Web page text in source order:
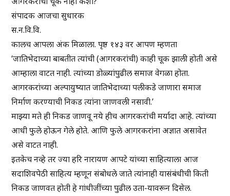
संपादक आजचा सुधारक
स.न.वि.वि.
कालच आपला अंक मिळाला. पृष्ठ १४३ वर आपण म्हणता
‘जातिभेदाच्या बाबतीत त्यांची (आगरकरांची) काही चूक झाली होती असे
आम्हाला वाटत नाही. त्यांच्या डोळ्यांपुढील समाज वेगळा होता.
आगरकरांच्या अल्पायुष्यात जातिभेदाच्या पलीकडे जाणारा समाज
निर्माण करण्याची निकड त्यांना जाणवली नसावी.’
माझ्या मते ही निकड जाणवू नये हीच आगरकरांची मर्यादा आहे. त्यांच्या
आधी फुले होऊन गेले होते. आणि फुले आगरकरांना अज्ञात असावेत
असे वाटत नाही.
इतकेच नव्हे तर ज्या हरि नारायण आपटे यांच्या साहित्याला आज
सदाशिवपेठी साहित्य म्हणून संबोधले जाते त्यांनाही यासंबंधीची किती
निकड जाणवत होती हे गांधीजींच्या पुढील उता-यावरून दिसेल.